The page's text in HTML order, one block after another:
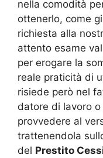
nella comodità
ottenerlo, come
richiesta alla
attento esame
per erogare la
reale praticità di
risiede però nel
datore di lavoro o
provvedere al
trattenendola
del Prestito